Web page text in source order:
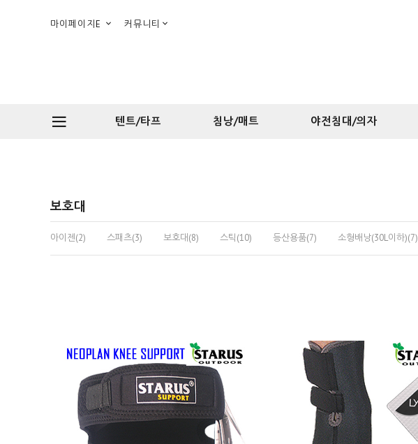
마이페이지E 커뮤니티
텐트/타프 침낭/매트 야전침대/의자
보호대
아이젠(2) 스패츠(3) 보호대(8) 스틱(10) 등산용품(7) 소형배낭(30L이하)(7)